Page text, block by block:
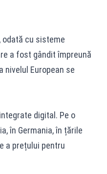
cu sisteme
a fost gândit împreună
nivelul European se
digital. Pe o
în Germania, în țările
a prețului pentru